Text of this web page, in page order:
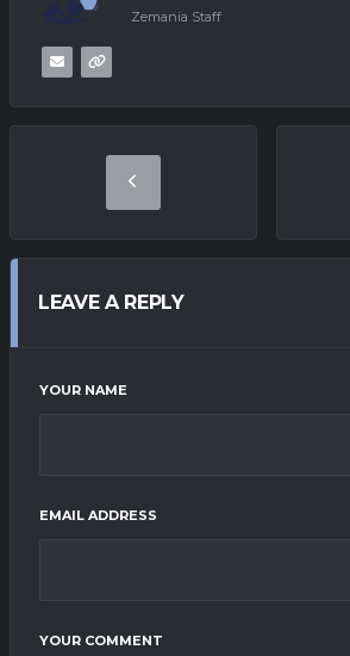
Zemania Staff
LEAVE A REPLY
YOUR NAME
EMAIL ADDRESS
YOUR COMMENT